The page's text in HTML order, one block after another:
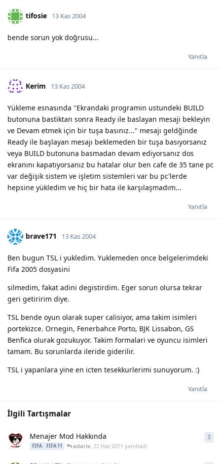
tifosie 13 Kas 2004
bende sorun yok doğrusu...
Yanıtla
Kerim 13 Kas 2004
Yükleme esnasında "Ekrandaki programin ustundeki BUILD
butonuna bastiktan sonra Ready ile baslayan mesaji bekleyin
ve Devam etmek için bir tuşa basınız..." mesajı geldğinde
Ready ile başlayan mesajı beklemeden bir tuşa basıyorsanız
veya BUILD butonuna basmadan devam ediyorsanız dos
ekranını kapatıyorsanız bu hatalar olur ben cafe de 35 tane pc
var değişik sistem ve işletim sistemleri var bu pc'lerde
hepsine yükledim ve hiç bir hata ile karşılaşmadım...
Yanıtla
brave171 13 Kas 2004
Ben bugun TSL i yukledim. Yuklemeden once belgelerimdeki
Fifa 2005 dosyasini
silmedim, fakat adini degistirdim. Eger sorun olursa tekrar
geri getiririm diye.
TSL bende oyun olarak super calisiyor, ama takim isimleri
portekizce. Ornegin, Fenerbahce Porto, BJK Lissabon, GS
Benfica olurak gozukuyor. Takim formalari ve oyuncu isimleri
tamam. Bu sorunlarda ileride giderilir.
TSL i yapanlara yine en icten tesekkurlerimi sunuyorum. :)
Yanıtla
İlgili Tartışmalar
Menajer Mod Hakkında
FIFA FIFA 11 adarix, 22 Haz 2011 yanıtladı
3